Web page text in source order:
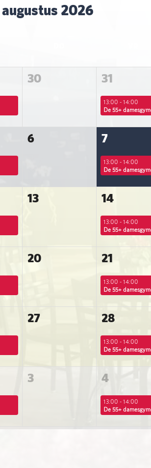
augustus 2026
30 31
13:00 - 14:00
De 55+
6 7
13:00 - 14:00
De 55+
13 14
13:00 - 14:00
De 55+
20 21
13:00 - 14:00
De 55+
27 28
13:00 - 14:00
De 55+
3 4
13:00 - 14:00
De 55+